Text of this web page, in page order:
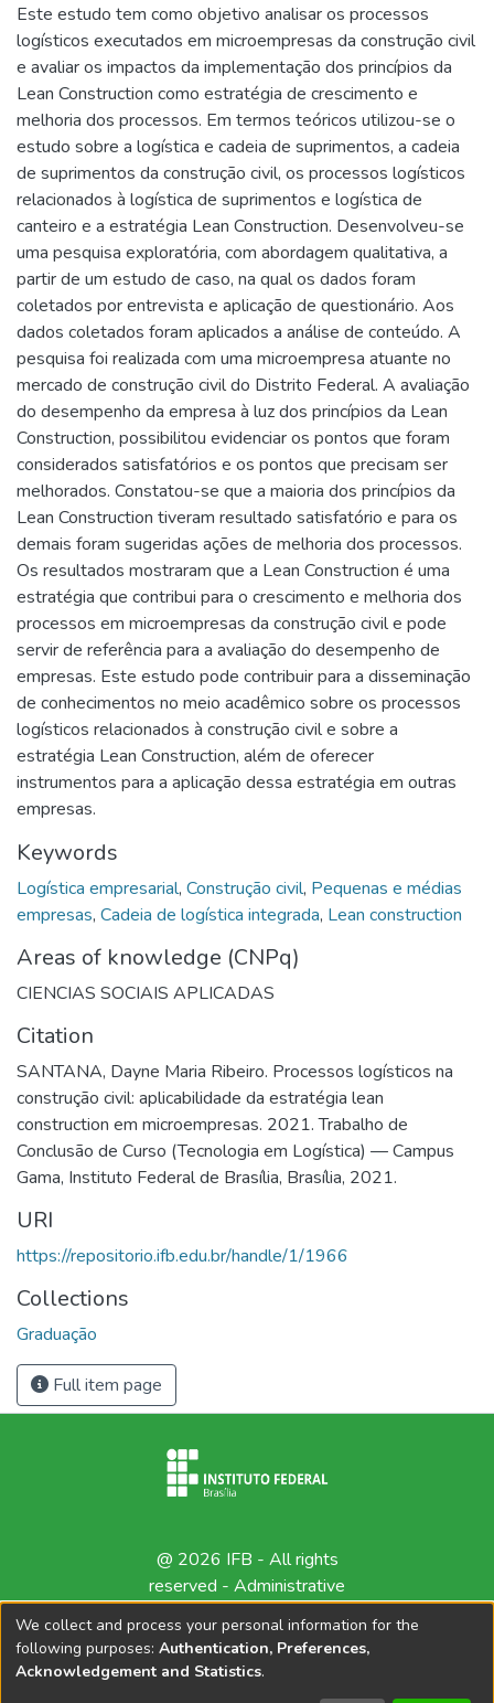
Este estudo tem como objetivo analisar os processos
logísticos executados em microempresas da construção civil
e avaliar os impactos da implementação dos princípios da
Lean Construction como estratégia de crescimento e
melhoria dos processos. Em termos teóricos utilizou-se o
estudo sobre a logística e cadeia de suprimentos, a cadeia
de suprimentos da construção civil, os processos logísticos
relacionados à logística de suprimentos e logística de
canteiro e a estratégia Lean Construction. Desenvolveu-se
uma pesquisa exploratória, com abordagem qualitativa, a
partir de um estudo de caso, na qual os dados foram
coletados por entrevista e aplicação de questionário. Aos
dados coletados foram aplicados a análise de conteúdo. A
pesquisa foi realizada com uma microempresa atuante no
mercado de construção civil do Distrito Federal. A avaliação
do desempenho da empresa à luz dos princípios da Lean
Construction, possibilitou evidenciar os pontos que foram
considerados satisfatórios e os pontos que precisam ser
melhorados. Constatou-se que a maioria dos princípios da
Lean Construction tiveram resultado satisfatório e para os
demais foram sugeridas ações de melhoria dos processos.
Os resultados mostraram que a Lean Construction é uma
estratégia que contribui para o crescimento e melhoria dos
processos em microempresas da construção civil e pode
servir de referência para a avaliação do desempenho de
empresas. Este estudo pode contribuir para a disseminação
de conhecimentos no meio acadêmico sobre os processos
logísticos relacionados à construção civil e sobre a
estratégia Lean Construction, além de oferecer
instrumentos para a aplicação dessa estratégia em outras
empresas.
Keywords
Logística empresarial, Construção civil, Pequenas e médias
empresas, Cadeia de logística integrada, Lean construction
Areas of knowledge (CNPq)
CIENCIAS SOCIAIS APLICADAS
Citation
SANTANA, Dayne Maria Ribeiro. Processos logísticos na
construção civil: aplicabilidade da estratégia lean
construction em microempresas. 2021. Trabalho de
Conclusão de Curso (Tecnologia em Logística) — Campus
Gama, Instituto Federal de Brasília, Brasília, 2021.
URI
https://repositorio.ifb.edu.br/handle/1/1966
Collections
Graduação
Full item page
@ 2026 IFB - All rights
reserved - Administrative
We collect and process your personal information for the
following purposes: Authentication, Preferences,
Acknowledgement and Statistics.